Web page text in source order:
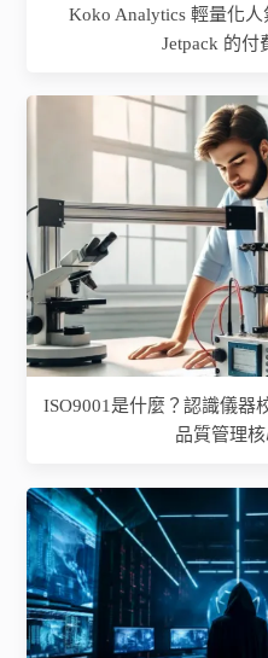
Koko Analytics 輕量化人
Jetpack 的付
ISO9001是什麼？認識儀器
品質管理核